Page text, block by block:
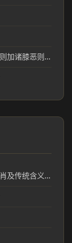
爱则加诸膝，恶则坠诸渊是什么生肖_爱则加诸膝恶则坠诸渊对应生肖解读
詟谀立懦是什么生肖_詟谀立懦对应的生肖及传统含义解读